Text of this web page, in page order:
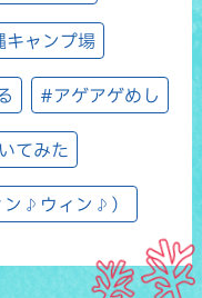
キャンプ場
#アゲアゲめし
てみた
ン♪ウィン♪）